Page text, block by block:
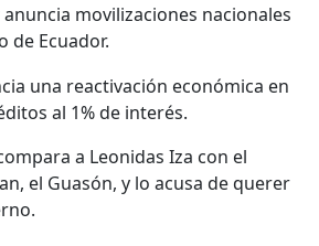
movilizaciones nacionales
de Ecuador.
una reactivación económica en
al 1% de interés.
a Leonidas Iza con el
el Guasón, y lo acusa de querer